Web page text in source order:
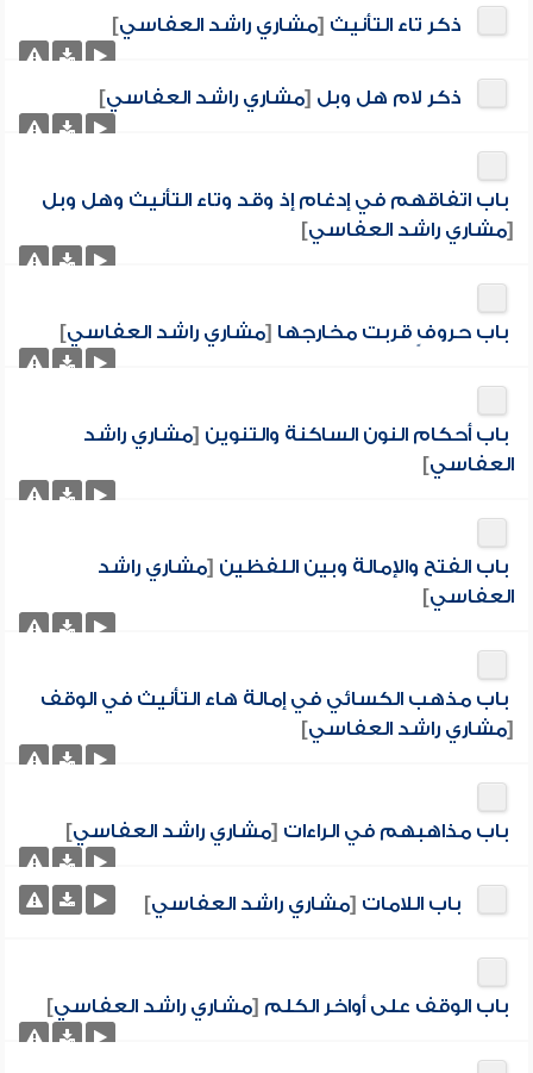
ذكر تاء التأنيث [مشاري راشد العفاسي]
ذكر لام هل وبل [مشاري راشد العفاسي]
باب اتفاقهم في إدغام إذ وقد وتاء التأنيث وهل وبل
[مشاري راشد العفاسي]
باب حروفٍ قربت مخارجها [مشاري راشد العفاسي]
باب أحكام النون الساكنة والتنوين [مشاري راشد
العفاسي]
باب الفتح والإمالة وبين اللفظين [مشاري راشد
العفاسي]
باب مذهب الكسائي في إمالة هاء التأنيث في الوقف
[مشاري راشد العفاسي]
باب مذاهبهم في الراءات [مشاري راشد العفاسي]
باب اللامات [مشاري راشد العفاسي]
باب الوقف على أواخر الكلم [مشاري راشد العفاسي]